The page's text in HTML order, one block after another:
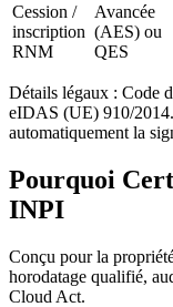
Cession /
inscription
RNM
Avancée
(AES) ou
QES
Détails légaux : Code
eIDAS (UE) 910/
automatiquement la
Pourquoi
INPI
Conçu pour la
horodatage qualifié,
Cloud Act.